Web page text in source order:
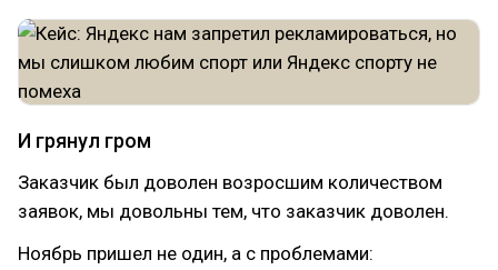
И грянул гром
Заказчик был доволен возросшим количеством
заявок, мы довольны тем, что заказчик доволен.
Ноябрь пришел не один, а с проблемами: